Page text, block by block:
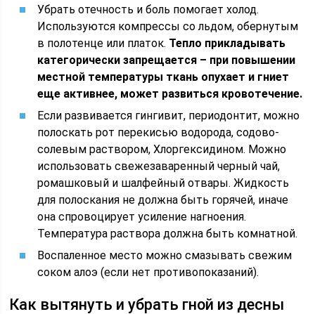
Убрать отечность и боль помогает холод.
Используются компрессы со льдом, обернутым
в полотенце или платок. Тепло прикладывать
категорически запрещается – при повышении
местной температуры ткань опухает и гниет
еще активнее, может развиться кровотечение.
Если развивается гингивит, периодонтит, можно
полоскать рот перекисью водорода, содово-
солевым раствором, Хлоргексидином. Можно
использовать свежезаваренный черный чай,
ромашковый и шалфейный отвары. Жидкость
для полоскания не должна быть горячей, иначе
она спровоцирует усиление нагноения.
Температура раствора должна быть комнатной.
Воспаленное место можно смазывать свежим
соком алоэ (если нет противопоказаний).
Как вытянуть и убрать гной из десны